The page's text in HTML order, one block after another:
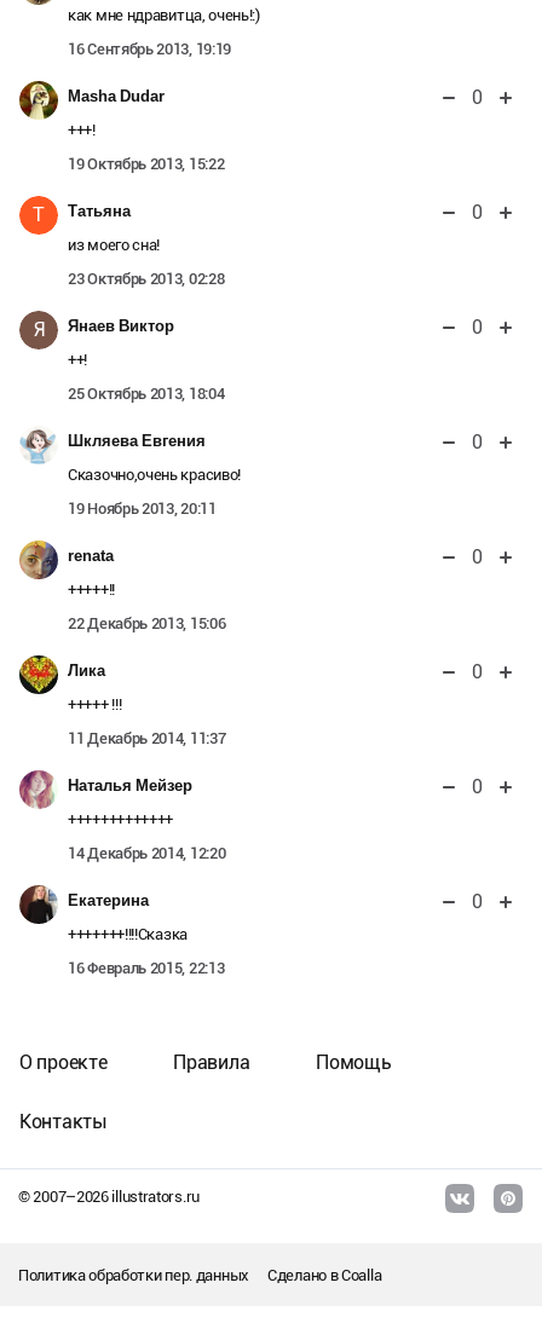
как мне ндравитца, очень!:)
16 Сентябрь 2013, 19:19
Masha Dudar 0
+++!
19 Октябрь 2013, 15:22
Т Татьяна 0
из моего сна!
23 Октябрь 2013, 02:28
Я Янаев Виктор 0
++!
25 Октябрь 2013, 18:04
Шкляева Евгения 0
Сказочно,очень красиво!
19 Ноябрь 2013, 20:11
renata 0
+++++!!
22 Декабрь 2013, 15:06
Лика 0
+++++ !!!
11 Декабрь 2014, 11:37
Наталья Мейзер 0
+++++++++++++
14 Декабрь 2014, 12:20
Екатерина 0
+++++++!!!!Сказка
16 Февраль 2015, 22:13
© 2007–2026illustrators.ru
О проекте Правила Помощь
Контакты
Политика обработки пер. данных Сделано вCoalla